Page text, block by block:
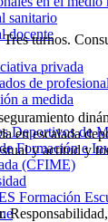
sanitario
docente
privada
de
a medida
Deportivos de
Formación e
(CFIME)
Formación
Tres turnos.
en escalada
y actitud y